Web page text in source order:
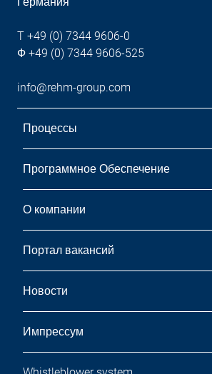
T +49 (0) 7344 9606-0
Ф +49 (0) 7344 9606-525
info@rehm-group.com
Процессы
Программное Обеспечение
О компании
Портал вакансий
Новости
Импрессум